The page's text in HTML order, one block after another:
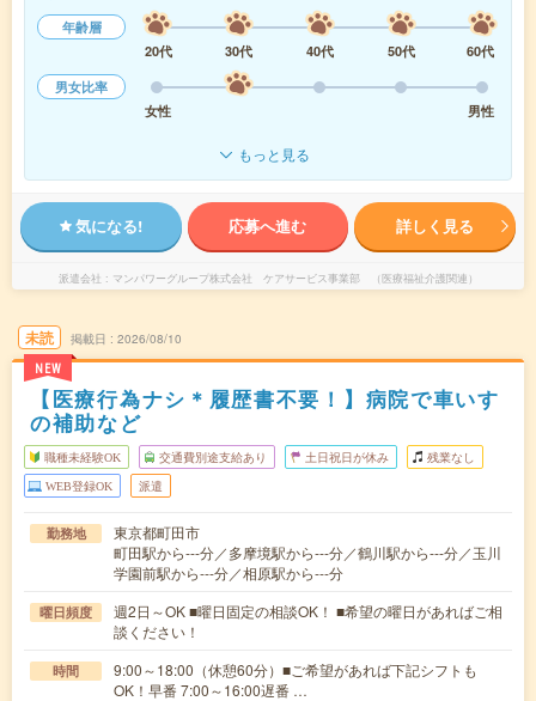
年齢層
20代
30代 40代 50代
60代
男女比率
女性
男性
もっと見る
気になる! 応募へ進む 詳しく見る
派遣会社 マンパワーグループ株式会社 ケアサービス事業部 （医療福祉介護関連）
未読
NEW
掲載日 2026/08/10
【医療行為ナシ＊履歴書不要！】病院で車いす
の補助など
職種未経験OK 交通費別途支給あり 土日祝日が休み 残業なし
WEB登録OK 派遣
勤務地
東京都町田市
町田駅から---分／多摩境駅から---分／鶴川駅から---分／玉川
学園前駅から---分／相原駅から---分
曜日頻度
週2日～OK ■曜日固定の相談OK！ ■希望の曜日があればご相
談ください！
時間
9:00～18:00（休憩60分）■ご希望があれば下記シフトも
OK！早番 7:00～16:00遅番 …